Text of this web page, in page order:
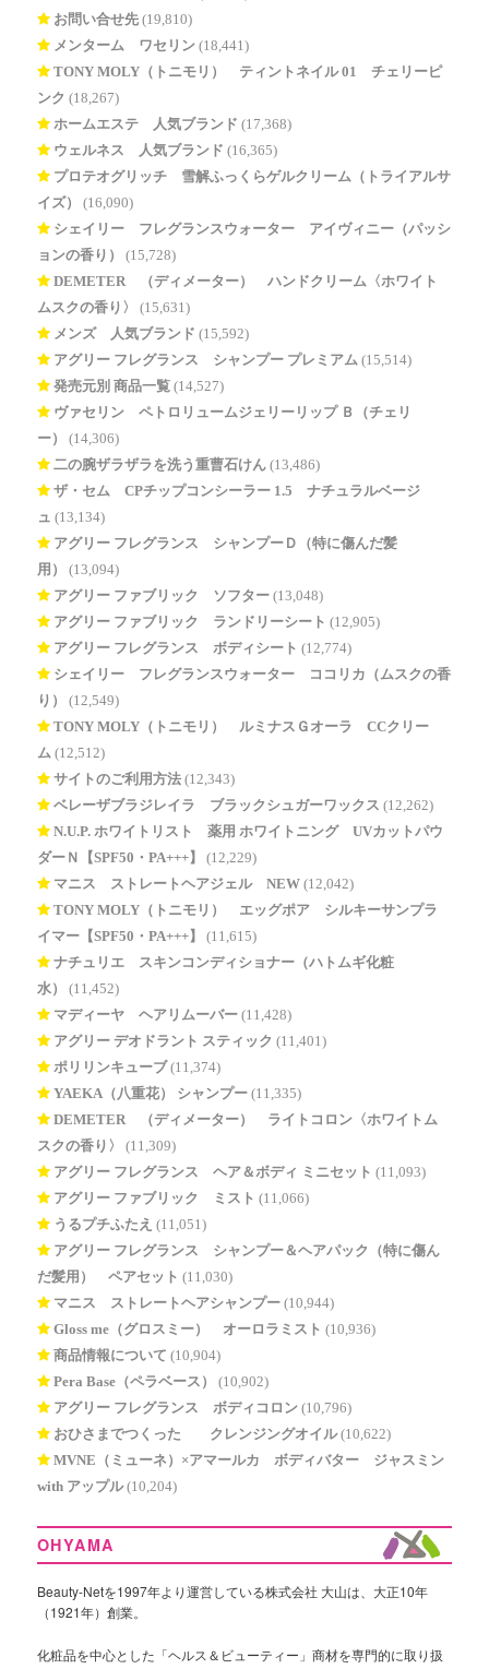
お問い合せ先 (19,810)
メンターム ワセリン (18,441)
TONY MOLY（トニモリ） ティントネイル 01 チェリーピ
ンク (18,267)
ホームエステ 人気ブランド (17,368)
ウェルネス 人気ブランド (16,365)
プロテオグリッチ 雪解ふっくらゲルクリーム（トライアルサ
イズ）
(16,090)
シェイリー フレグランスウォーター アイヴィニー（パッシ
ョンの香り）
(15,728)
DEMETER®（ディメーター） ハンドクリーム〈ホワイト
ムスクの香り〉
(15,631)
メンズ 人気ブランド (15,592)
アグリー フレグランス シャンプー プレミアム (15,514)
発売元別 商品一覧 (14,527)
ヴァセリン ペトロリュームジェリーリップ Ｂ（チェリ
ー）
(14,306)
二の腕ザラザラを洗う重曹石けん (13,486)
ザ・セム CPチップコンシーラー 1.5 ナチュラルベージ
ュ (13,134)
アグリー フレグランス シャンプーＤ（特に傷んだ髪
用）
(13,094)
アグリー ファブリック ソフター (13,048)
アグリー ファブリック ランドリーシート (12,905)
アグリー フレグランス ボディシート (12,774)
シェイリー フレグランスウォーター ココリカ（ムスクの香
り）
(12,549)
TONY MOLY（トニモリ） ルミナスＧオーラ CCクリー
ム (12,512)
サイトのご利用方法 (12,343)
ベレーザブラジレイラ ブラックシュガーワックス (12,262)
N.U.P. ホワイトリスト 薬用 ホワイトニング UVカットパウ
ダーＮ【SPF50・PA+++】
(12,229)
マニス ストレートヘアジェル NEW (12,042)
TONY MOLY（トニモリ） エッグポア シルキーサンプラ
イマー【SPF50・PA+++】
(11,615)
ナチュリエ スキンコンディショナー（ハトムギ化粧
水）
(11,452)
マディーヤ ヘアリムーバー (11,428)
アグリー デオドラント スティック (11,401)
ポリリンキューブ (11,374)
YAEKA（八重花） シャンプー (11,335)
DEMETER®（ディメーター） ライトコロン〈ホワイトム
スクの香り〉
(11,309)
アグリー フレグランス ヘア＆ボディ ミニセット (11,093)
アグリー ファブリック ミスト (11,066)
うるプチふたえ (11,051)
アグリー フレグランス シャンプー＆ヘアパック（特に傷ん
だ髪用） ペアセット (11,030)
マニス ストレートヘアシャンプー (10,944)
Gloss me（グロスミー） オーロラミスト (10,936)
商品情報について (10,904)
Pera Base（ペラベース）
(10,902)
アグリー フレグランス ボディコロン (10,796)
おひさまでつくった® クレンジングオイル (10,622)
MVNE（ミューネ）×アマールカ ボディバター ジャスミン
with アップル (10,204)
OHYAMA
Beauty-Netを1997年より運営している株式会社 大山は、大正10年
（1921年）創業。
化粧品を中心とした「ヘルス＆ビューティー」商材を専門的に取り扱